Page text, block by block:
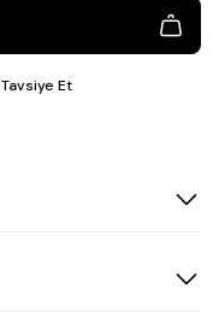
Tavsiye Et